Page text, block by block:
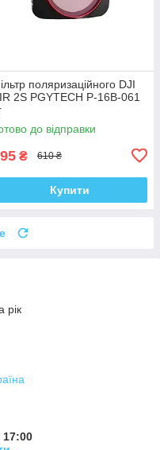
поляризаційного DJI
2S PGYTECH P-16B-061
до відправки
₴ 610 ₴
Купити
рік
17:00